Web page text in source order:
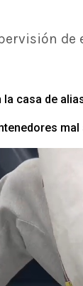
de
casa de